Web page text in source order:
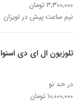
۳,۳۰۰,۰۰۰ تومان
نیم ساعت پیش در لویزان
تلوزیون ال ای دی اسنوا
در حد نو
۱۰,۰۰۰,۰۰۰ تومان